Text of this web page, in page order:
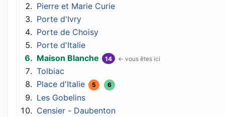
Pierre et Marie Curie
Porte d'Ivry
Porte de Choisy
Porte d'Italie
Maison Blanche
14
Tolbiac
Place d'Italie
5 6
Les Gobelins
Censier - Daubenton